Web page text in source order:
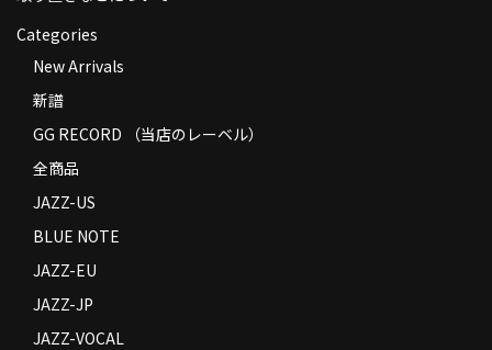
特定商取引法に基づく表示
Contact
Categories
New Arrivals
新譜
GG RECORD （当店のレーベル）
全商品
JAZZ-US
BLUE NOTE
JAZZ-EU
JAZZ-JP
JAZZ-VOCAL